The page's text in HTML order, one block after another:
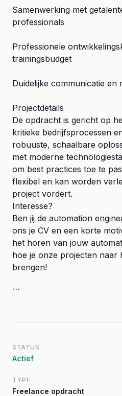
Samenwerking met
professionals
Professionele
trainingsbudget
Duidelijke communicatie en
Projectdetails
De opdracht is gericht op
kritieke bedrijfsprocessen
robuuste, schaalbare
met moderne
om best practices toe te
flexibel en kan worden
project vordert.
Interesse?
Ben jij de automation
ons je CV en een korte
het horen van jouw
hoe je onze projecten naar
brengen!
```
STATUS
Actief
TYPE
Freelance opdracht